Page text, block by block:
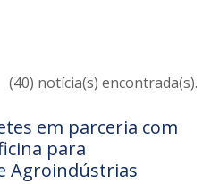
(40) notícia(s) encontrada(s).
em parceria com
para
Agroindústrias